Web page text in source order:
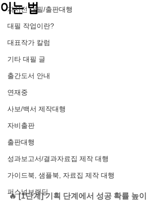
자서전 대필/출판대행
대필 작업이란?
대표작가 칼럼
기타 대필 글
출간도서 안내
연재중
사보/백서 제작대행
자비출판
출판대행
성과보고서/결과자료집 제작 대행
가이드북, 샘플북, 자료집 제작 대행
퍼스널브랜딩
이는 법
🔥 [1단계] 기획 단계에서 성공 확률 높이